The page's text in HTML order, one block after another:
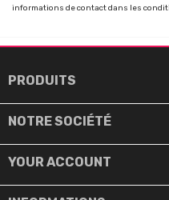
informations de contact dans les
PRODUITS
NOTRE SOCIÉTÉ
YOUR ACCOUNT